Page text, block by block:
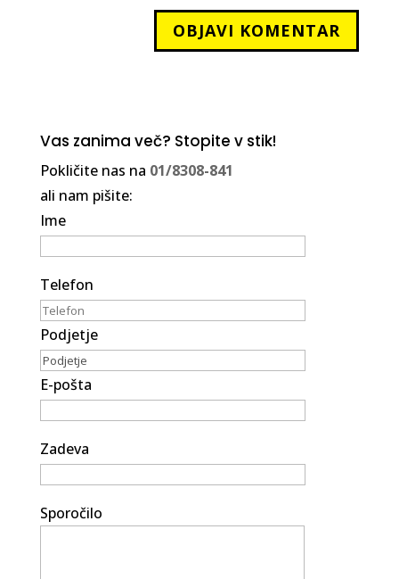
Vas zanima več? Stopite v stik!
Pokličite nas na 01/8308-841
ali nam pišite:
Ime
Telefon
Podjetje
E-pošta
Zadeva
Sporočilo